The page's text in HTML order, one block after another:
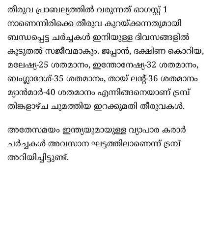
തീരുവ പ്രാബല്യത്തില്‍ വരുന്നത് ഓഗസ്റ്റ് 1
നാണെന്നിരിക്കെ തീരുവ കുറയ്ക്കന്നതുമായി
ബന്ധപ്പെട്ട ചര്‍ച്ചകള്‍ ഇനിയുള്ള ദിവസങ്ങളില്‍
കൂടുതല്‍ സജീവമാകും. ജപ്പാന്‍, ദക്ഷിണ കൊറിയ,
മലേഷ്യ-25 ശതമാനം, ഇന്തോനേഷ്യ-32 ശതമാനം,
ബംഗ്ലാദേശ്-35 ശതമാനം, തായ് ലന്റ്-36 ശതമാനം
മ്യാന്‍മാര്‍-40 ശതമാനം എന്നിങ്ങനെയാണ് ട്രമ്പ്
തിങ്കളാഴ്ച ചുമത്തിയ ഇറക്കുമതി തീരുവകള്‍.
അതേസമയം ഇന്ത്യയുമായുള്ള വ്യാപാര കരാര്‍
ചര്‍ച്ചകള്‍ അവസാന ഘട്ടത്തിലാണെന്ന് ട്രമ്പ്
അറിയിച്ചിട്ടുണ്ട്.